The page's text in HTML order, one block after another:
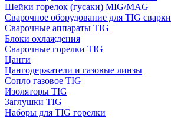
Шейки горелок (гусаки) MIG/MAG
Сварочное оборудование для TIG сварки
Сварочные аппараты TIG
Блоки охлаждения
Сварочные горелки TIG
Цанги
Цангодержатели и газовые линзы
Сопло газовое TIG
Изоляторы TIG
Заглушки TIG
Наборы для TIG горелки